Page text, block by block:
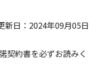
新日：2024年09月05日
契約書を必ずお読みく